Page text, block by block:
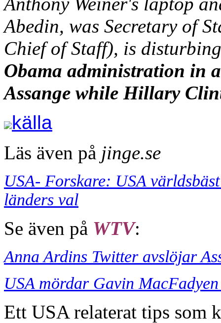
Abedin, was Secretary of
Chief of Staff), is
Obama administration in
Assange while Hillary
källa
Läs även på jinge.se
USA- Forskare: USA
länders val
Se även på WTV:
Anna Ardins Twitter avslöjar
USA mördar Gavin
Ett USA relaterat tips som